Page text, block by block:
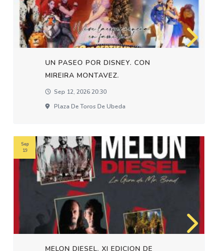
UN PASEO POR DISNEY. CON
MIREIRA MONTAVEZ.
Sep 12, 2026 20:30
Plaza De Toros De Ubeda
MELON DIESEL. XI EDICION DE
Sep
19